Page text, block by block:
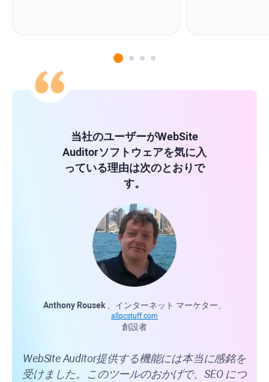
当社のユーザーがWebSite
Auditorソフトウェアを気に入
っている理由は次のとおりで
す。
Anthony Rousek、インターネット マーケター、
allpcstuff.com
創設者
WebSite Auditor提供する機能には本当に感銘を
受けました。このツールのおかげで、SEO につ